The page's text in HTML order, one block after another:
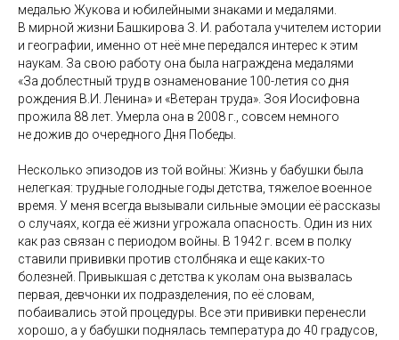
медалью Жукова и юбилейными знаками и медалями.
В мирной жизни Башкирова З. И. работала учителем истории
и географии, именно от неё мне передался интерес к этим
наукам. За свою работу она была награждена медалями
«За доблестный труд в ознаменование 100-летия со дня
рождения В.И. Ленина» и «Ветеран труда». Зоя Иосифовна
прожила 88 лет. Умерла она в 2008 г., совсем немного
не дожив до очередного Дня Победы.
Несколько эпизодов из той войны: Жизнь у бабушки была
нелегкая: трудные голодные годы детства, тяжелое военное
время. У меня всегда вызывали сильные эмоции её рассказы
о случаях, когда её жизни угрожала опасность. Один из них
как раз связан с периодом войны. В 1942 г. всем в полку
ставили прививки против столбняка и еще каких-то
болезней. Привыкшая с детства к уколам она вызвалась
первая, девчонки их подразделения, по её словам,
побаивались этой процедуры. Все эти прививки перенесли
хорошо, а у бабушки поднялась температура до 40 градусов,